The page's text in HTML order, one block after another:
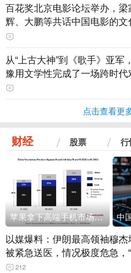
百花奖北京电影论坛举办，梁
辉、大鹏等共话中国电影的文
构
从“上古大神”到《歌手》亚军
豫用文学性完成了一场跨时代
点击查看更
财经 股票
苹果拿下高端手机市场65%的份额：iPhone 17系列功不可没
以媒爆料：伊朗最高领袖穆杰
被紧急送医，情况极度危急，
随时会死去”
212